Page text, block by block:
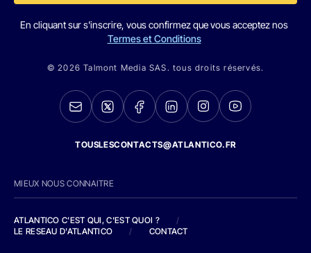
En cliquant sur s'inscrire, vous confirmez que vous acceptez nos
Termes et Conditions
© 2026 Talmont Media SAS. tous droits réservés.
TOUSLESCONTACTS@ATLANTICO.FR
MIEUX NOUS CONNAITRE
ATLANTICO C'EST QUI, C'EST QUOI ?
/
LE RESEAU D'ATLANTICO
/ CONTACT